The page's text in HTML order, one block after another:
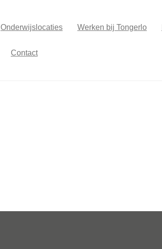
Onderwijslocaties Werken bij Tongerlo
Contact